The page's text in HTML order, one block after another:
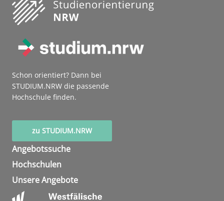
Schon orientiert? Dann bei
STUDIUM.NRW die passende
Hochschule finden.
zu STUDIUM.NRW
Angebotssuche
Hochschulen
Unsere Angebote